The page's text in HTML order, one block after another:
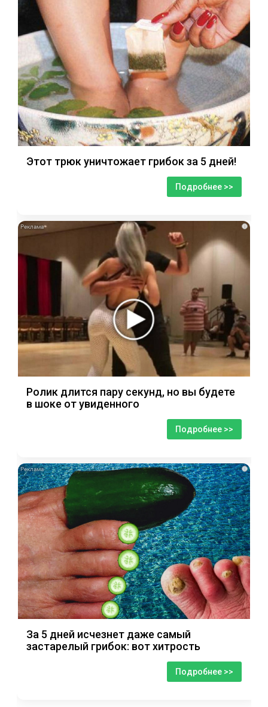
Этот трюк уничтожает грибок за 5 дней!
Подробнее >>
i
Ролик длится пару секунд, но вы будете
в шоке от увиденного
Подробнее >>
i
За 5 дней исчезнет даже самый
застарелый грибок: вот хитрость
Подробнее >>